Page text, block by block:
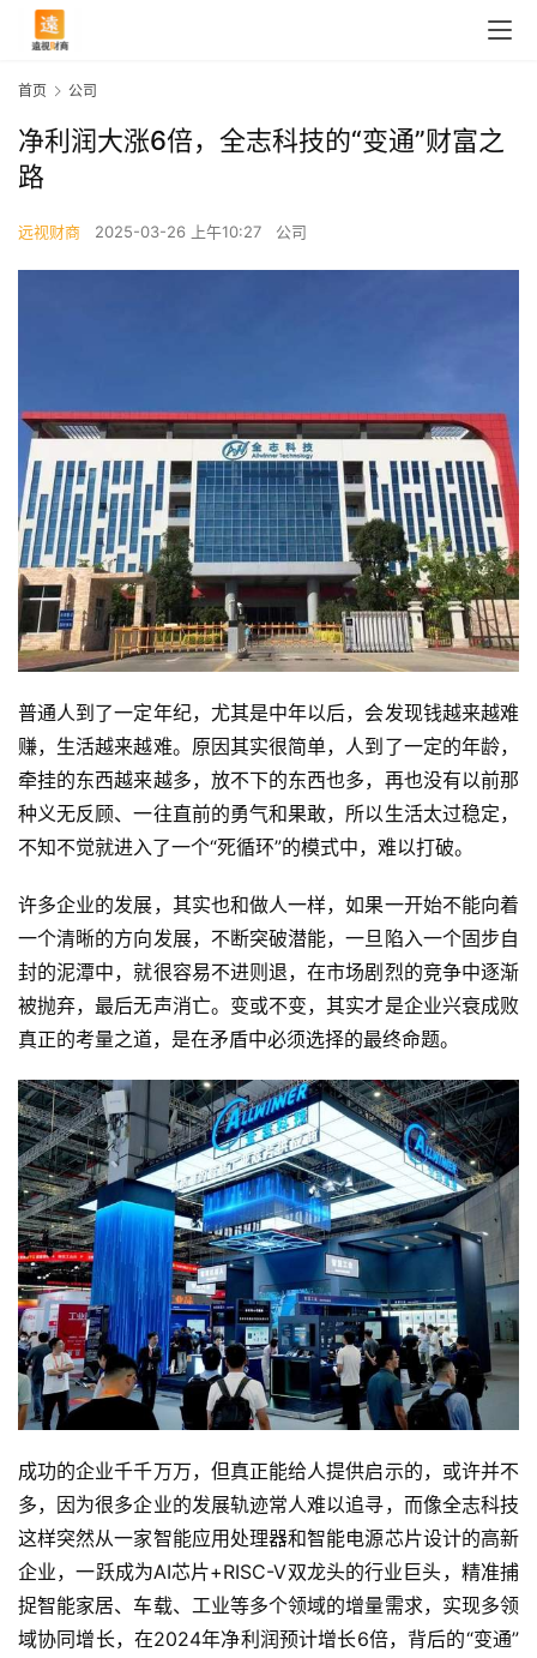
首页 公司
净利润大涨6倍，全志科技的“变通”财富之
路
远视财商 2025-03-26 上午10:27 公司
普通人到了一定年纪，尤其是中年以后，会发现钱越来越难
赚，生活越来越难。原因其实很简单，人到了一定的年龄，
牵挂的东西越来越多，放不下的东西也多，再也没有以前那
种义无反顾、一往直前的勇气和果敢，所以生活太过稳定，
不知不觉就进入了一个“死循环”的模式中，难以打破。
许多企业的发展，其实也和做人一样，如果一开始不能向着
一个清晰的方向发展，不断突破潜能，一旦陷入一个固步自
封的泥潭中，就很容易不进则退，在市场剧烈的竞争中逐渐
被抛弃，最后无声消亡。变或不变，其实才是企业兴衰成败
真正的考量之道，是在矛盾中必须选择的最终命题。
成功的企业千千万万，但真正能给人提供启示的，或许并不
多，因为很多企业的发展轨迹常人难以追寻，而像全志科技
这样突然从一家智能应用处理器和智能电源芯片设计的高新
企业，一跃成为AI芯片+RISC-V双龙头的行业巨头，精准捕
捉智能家居、车载、工业等多个领域的增量需求，实现多领
域协同增长，在2024年净利润预计增长6倍，背后的“变通”